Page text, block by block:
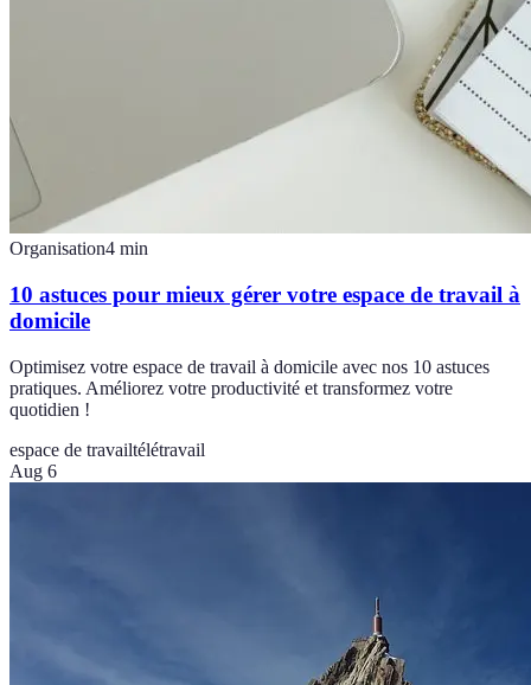
Organisation4 min
10 astuces pour mieux gérer votre espace de travail à
domicile
Optimisez votre espace de travail à domicile avec nos 10 astuces
pratiques. Améliorez votre productivité et transformez votre
quotidien !
espace de travailtélétravail
Aug 6